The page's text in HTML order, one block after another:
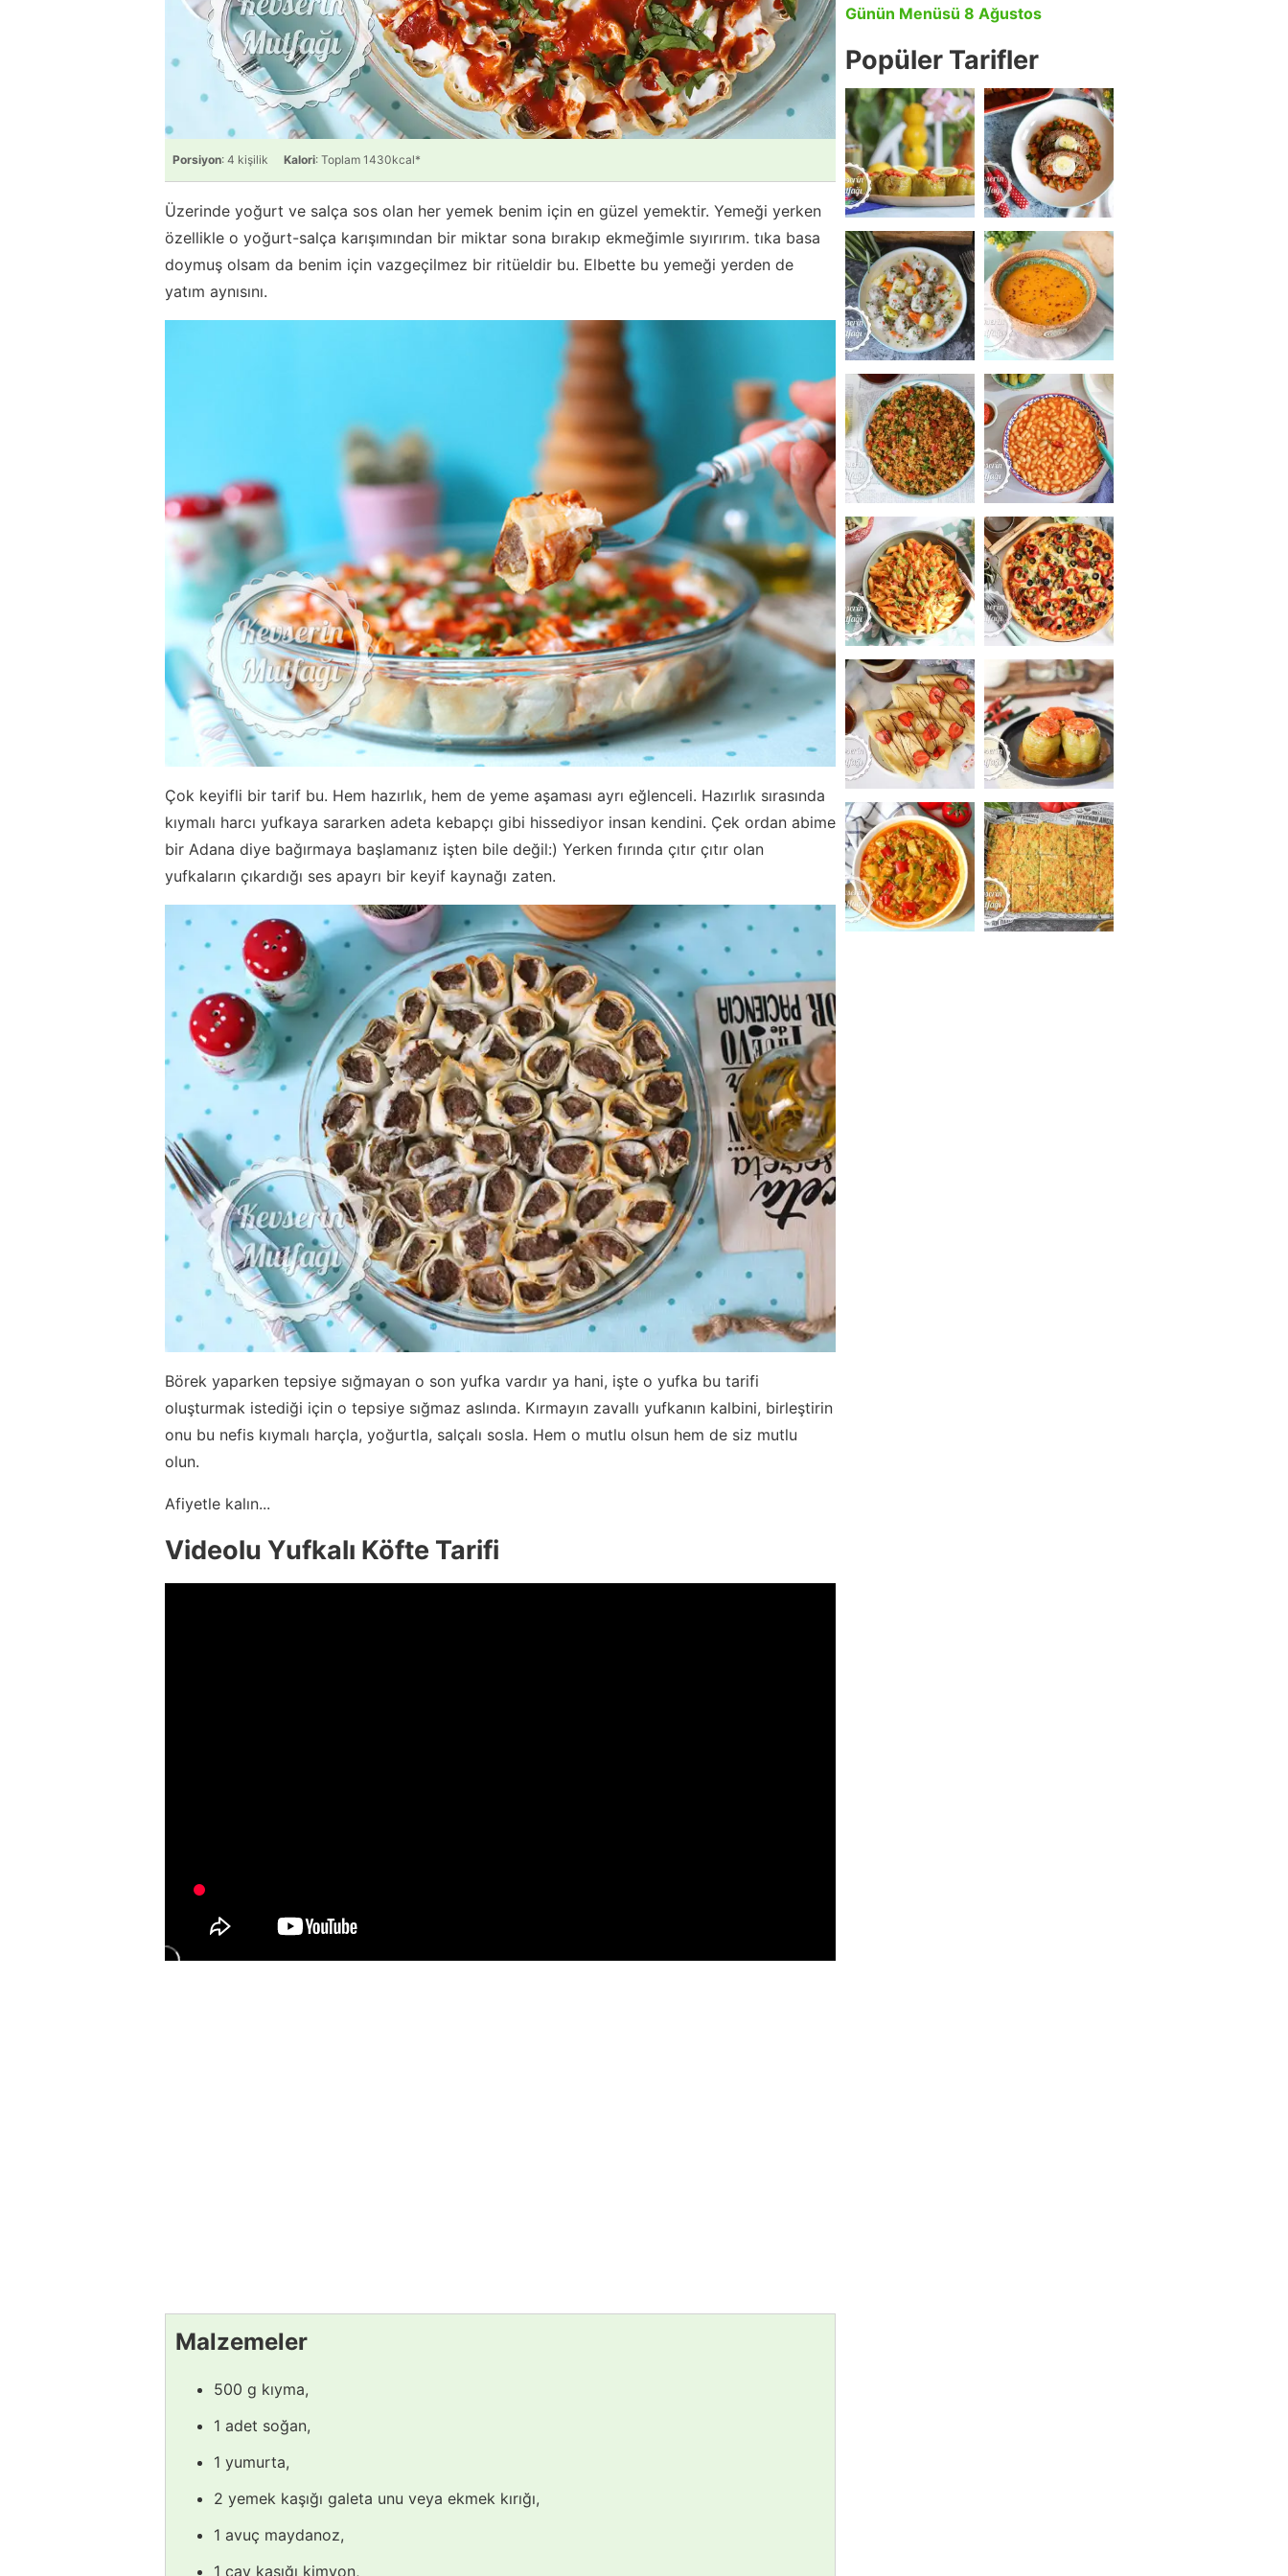
Porsiyon: 4 kişilik Kalori: Toplam 1430kcal*
Üzerinde yoğurt ve salça sos olan her yemek benim için en güzel yemektir. Yemeği yerken
özellikle o yoğurt-salça karışımından bir miktar sona bırakıp ekmeğimle sıyırırım. tıka basa
doymuş olsam da benim için vazgeçilmez bir ritüeldir bu. Elbette bu yemeği yerden de
yatım aynısını.
Çok keyifli bir tarif bu. Hem hazırlık, hem de yeme aşaması ayrı eğlenceli. Hazırlık sırasında
kıymalı harcı yufkaya sararken adeta kebapçı gibi hissediyor insan kendini. Çek ordan abime
bir Adana diye bağırmaya başlamanız işten bile değil:) Yerken fırında çıtır çıtır olan
yufkaların çıkardığı ses apayrı bir keyif kaynağı zaten.
Börek yaparken tepsiye sığmayan o son yufka vardır ya hani, işte o yufka bu tarifi
oluşturmak istediği için o tepsiye sığmaz aslında. Kırmayın zavallı yufkanın kalbini, birleştirin
onu bu nefis kıymalı harçla, yoğurtla, salçalı sosla. Hem o mutlu olsun hem de siz mutlu
olun.
Afiyetle kalın...
Videolu Yufkalı Köfte Tarifi
Malzemeler
500 g kıyma,
1 adet soğan,
1 yumurta,
2 yemek kaşığı galeta unu veya ekmek kırığı,
1 avuç maydanoz,
1 çay kaşığı kimyon,
Günün Menüsü 8 Ağustos
Popüler Tarifler